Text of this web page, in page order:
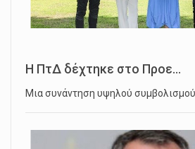
Η ΠτΔ δέχτηκε στο Προε...
Μια συνάντηση υψηλού